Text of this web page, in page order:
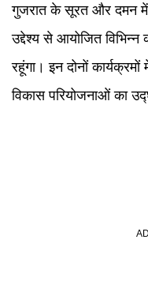
गुजरात के सूरत और दमन में
उद्देश्य से आयोजित
रहूंगा। इन दोनों
विकास परियोजनाओं का